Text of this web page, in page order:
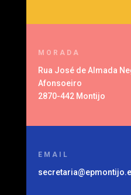
MORADA
Rua José de Almada
Afonsoeiro
2870-442 Montijo
EMAIL